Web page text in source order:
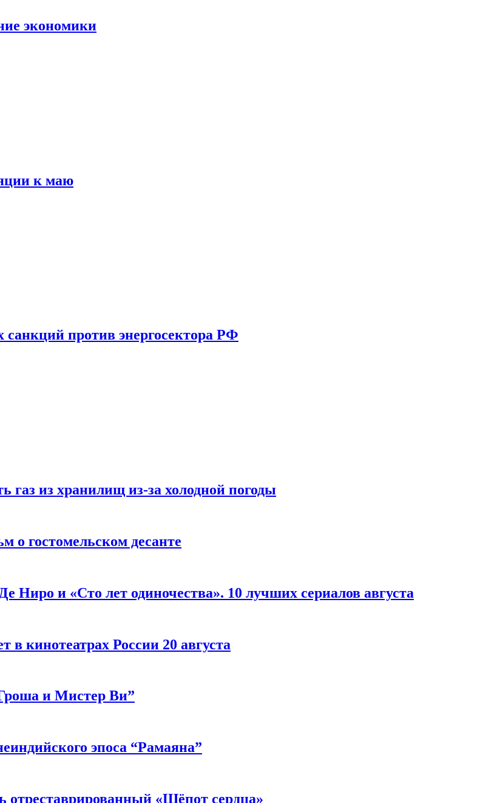
экономики
к маю
санкций против энергосектора РФ
газ из хранилищ из-за холодной погоды
о гостомельском десанте
Ниро и «Сто лет одиночества». 10 лучших сериалов августа
кинотеатрах России 20 августа
и Мистер Ви”
эпоса “Рамаяна”
«Шёпот сердца»